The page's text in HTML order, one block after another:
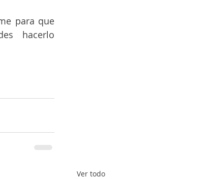
para que
hacerlo
Ver todo